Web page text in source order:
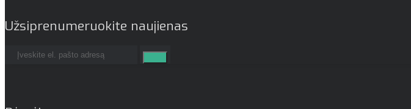
Užsiprenumeruokite naujienas